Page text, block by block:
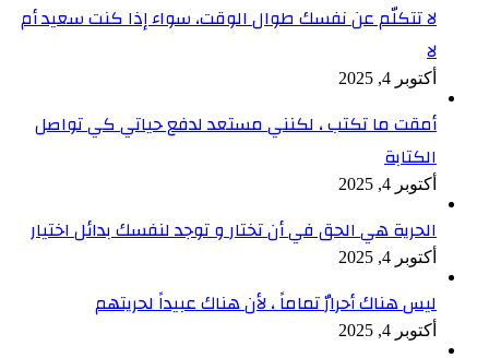
لا تتكلّم عن نفسك طوال الوقت، سواء إذا كنت سعيد أم
لا
أكتوبر 4, 2025
أمقت ما تكتب ، لكنني مستعد لدفع حياتي كي تواصل
الكتابة
أكتوبر 4, 2025
الحرية هي الحق في أن تختار و توجد لنفسك بدائل اختيار
أكتوبر 4, 2025
ليس هناك أحرارٌ تماماً ، لأن هناك عبيداً لحريتهم
أكتوبر 4, 2025